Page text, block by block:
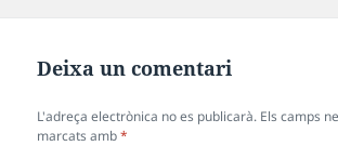
Deixa un comentari
L'adreça electrònica no es publicarà. Els camps
marcats amb*